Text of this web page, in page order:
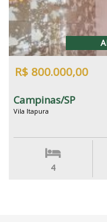
R$ 800.000,00
Campinas/SP
Vila Itapura
4